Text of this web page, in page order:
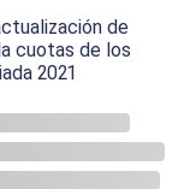
de
cuotas de los
2021